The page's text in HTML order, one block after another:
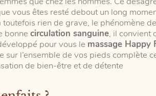
vous êtes resté debout un long
rien de grave, le phénomène
bonne circulation sanguine, il convient
pour vous le massage Happy
l’ensemble de vos pieds complète
de bien-être et de détente